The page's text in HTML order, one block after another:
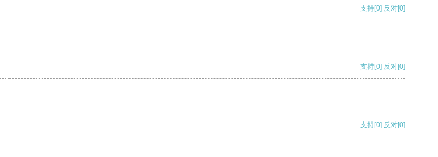
支持[0] 反对[0]
支持[0] 反对[0]
支持[0] 反对[0]